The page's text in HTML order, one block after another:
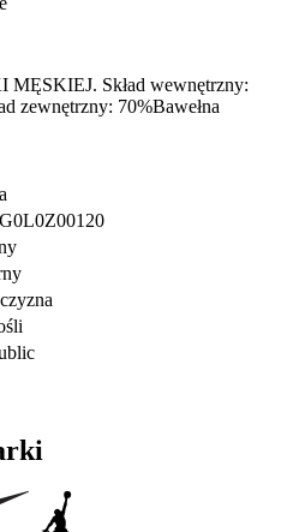
Skład wewnętrzny:
zewnętrzny: 70%Bawełna